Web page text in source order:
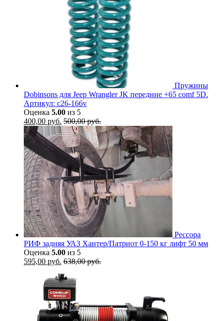
Пружины
Dobinsons для Jeep Wrangler JK передние +65 comf 5D.
Артикул: c26-166v
Оценка 5.00 из 5
400,00 руб. 500,00руб.
Рессора
РИФ задняя УАЗ Хантер/Патриот 0-150 кг лифт 50 мм
Оценка 5.00 из 5
595,00 руб. 638,00руб.